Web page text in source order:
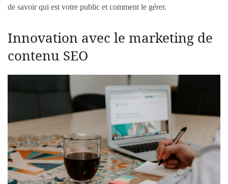
de savoir qui est votre public et comment le gérer.
Innovation avec le marketing de
contenu SEO